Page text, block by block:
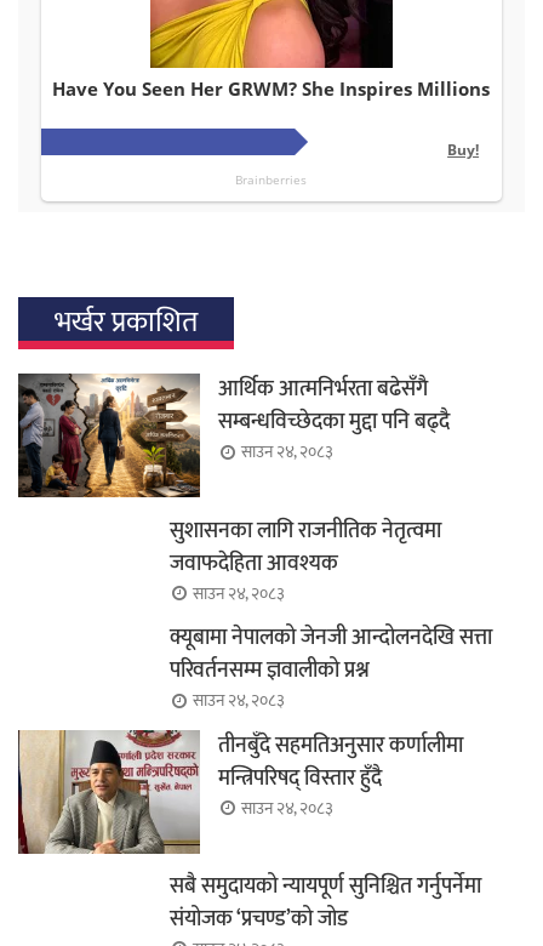
भर्खर प्रकाशित
आर्थिक आत्मनिर्भरता बढेसँगै
सम्बन्धविच्छेदका मुद्दा पनि बढ्दै
साउन २४, २०८३
सुशासनका लागि राजनीतिक नेतृत्वमा
जवाफदेहिता आवश्यक
साउन २४, २०८३
क्यूबामा नेपालको जेनजी आन्दोलनदेखि सत्ता
परिवर्तनसम्म ज्ञवालीको प्रश्न
साउन २४, २०८३
तीनबुँदे सहमतिअनुसार कर्णालीमा
मन्त्रिपरिषद् विस्तार हुँदै
साउन २४, २०८३
सबै समुदायको न्यायपूर्ण सुनिश्चित गर्नुपर्नेमा
संयोजक ‘प्रचण्ड’को जोड